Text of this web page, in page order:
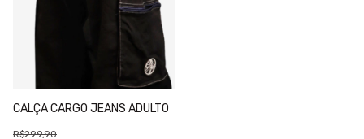
CALÇA CARGO JEANS ADULTO
R$299,90